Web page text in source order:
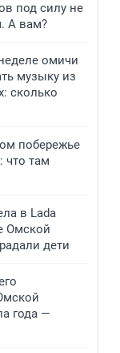
под силу не
А вам?
омичи
музыку из
сколько
побережье
что там
в Lada
Омской
дети
года —